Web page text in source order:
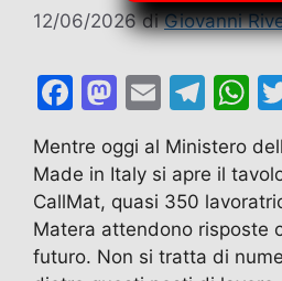
12/06/2026 diGiovanni
F
c
e
b
o
M
a
st
o
d
o
E
m
ai
l
T
e
gr
a
m
W
h
at
s
A
p
Mentre oggi al Ministero
Made in Italy si apre il
CallMat, quasi 350
Matera attendono risposte
futuro. Non si tratta di